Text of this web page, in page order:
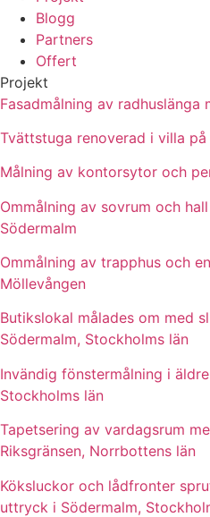
Blogg
Partners
Offert
Projekt
Fasadmålning av
Tvättstuga renoverad i villa på
Målning av kontorsytor och
Ommålning av sovrum och
Södermalm
Ommålning av trapphus och
Möllevången
Butikslokal målades om med
Södermalm, Stockholms län
Invändig fönstermålning i
Stockholms län
Tapetsering av vardagsrum
Riksgränsen, Norrbottens län
Köksluckor och lådfronter
uttryck i Södermalm,